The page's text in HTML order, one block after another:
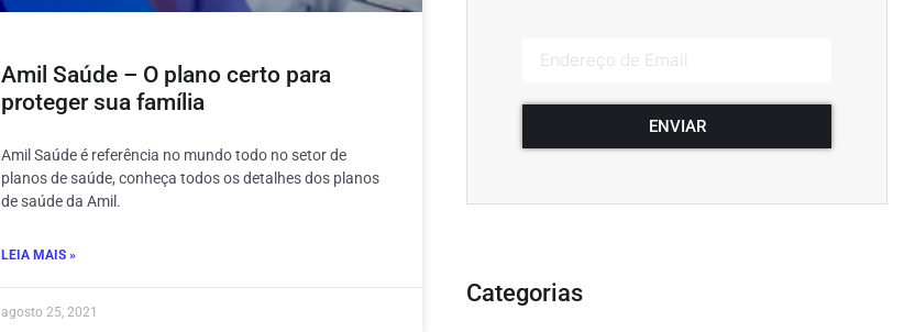
Amil Saúde – O plano certo para
proteger sua família
Amil Saúde é referência no mundo todo no setor de
planos de saúde, conheça todos os detalhes dos planos
de saúde da Amil.
LEIA MAIS »
agosto 25, 2021
ENVIAR
Categorias